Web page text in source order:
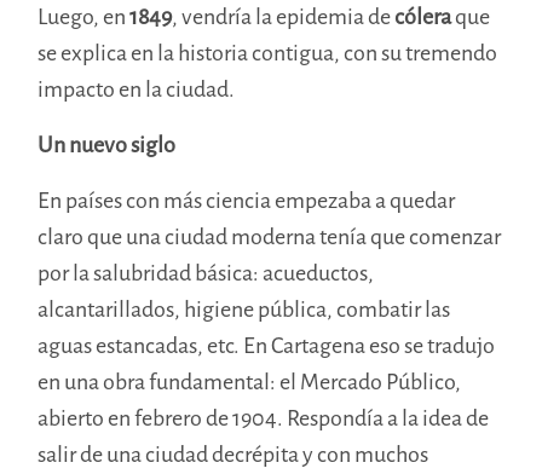
Luego, en1849, vendría la epidemia decóleraque
se explica en la historia contigua, con su tremendo
impacto en la ciudad.
Un nuevo siglo
En países con más ciencia empezaba a quedar
claro que una ciudad moderna tenía que comenzar
por la salubridad básica: acueductos,
alcantarillados, higiene pública, combatir las
aguas estancadas, etc. En Cartagena eso se tradujo
en una obra fundamental: el Mercado Público,
abierto en febrero de 1904. Respondía a la idea de
salir de una ciudad decrépita y con muchos